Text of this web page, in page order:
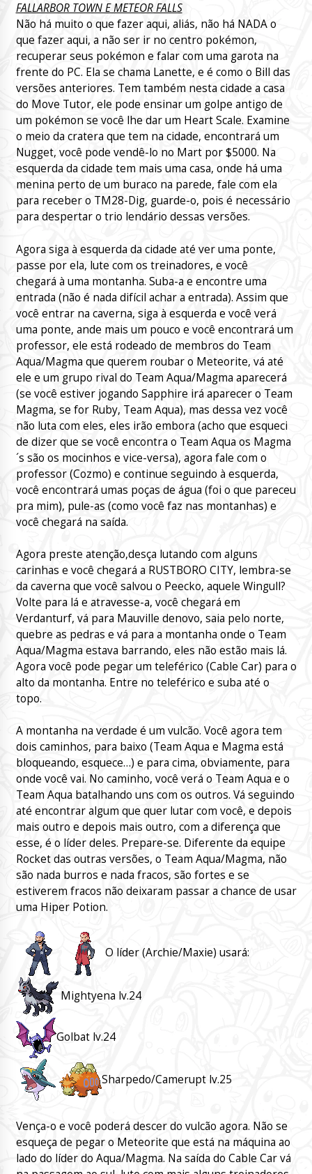
FALLARBOR TOWN E METEOR FALLS
Não há muito o que fazer aqui, aliás, não há NADA o
que fazer aqui, a não ser ir no centro pokémon,
recuperar seus pokémon e falar com uma garota na
frente do PC. Ela se chama Lanette, e é como o Bill das
versões anteriores. Tem também nesta cidade a casa
do Move Tutor, ele pode ensinar um golpe antigo de
um pokémon se você lhe dar um Heart Scale. Examine
o meio da cratera que tem na cidade, encontrará um
Nugget, você pode vendê-lo no Mart por $5000. Na
esquerda da cidade tem mais uma casa, onde há uma
menina perto de um buraco na parede, fale com ela
para receber o TM28-Dig, guarde-o, pois é necessário
para despertar o trio lendário dessas versões.
Agora siga à esquerda da cidade até ver uma ponte,
passe por ela, lute com os treinadores, e você
chegará à uma montanha. Suba-a e encontre uma
entrada (não é nada difícil achar a entrada). Assim que
você entrar na caverna, siga à esquerda e você verá
uma ponte, ande mais um pouco e você encontrará um
professor, ele está rodeado de membros do Team
Aqua/Magma que querem roubar o Meteorite, vá até
ele e um grupo rival do Team Aqua/Magma aparecerá
(se você estiver jogando Sapphire irá aparecer o Team
Magma, se for Ruby, Team Aqua), mas dessa vez você
não luta com eles, eles irão embora (acho que esqueci
de dizer que se você encontra o Team Aqua os Magma
´s são os mocinhos e vice-versa), agora fale com o
professor (Cozmo) e continue seguindo à esquerda,
você encontrará umas poças de água (foi o que pareceu
pra mim), pule-as (como você faz nas montanhas) e
você chegará na saída.
Agora preste atenção,desça lutando com alguns
carinhas e você chegará a RUSTBORO CITY, lembra-se
da caverna que você salvou o Peecko, aquele Wingull?
Volte para lá e atravesse-a, você chegará em
Verdanturf, vá para Mauville denovo, saia pelo norte,
quebre as pedras e vá para a montanha onde o Team
Aqua/Magma estava barrando, eles não estão mais lá.
Agora você pode pegar um teleférico (Cable Car) para o
alto da montanha. Entre no teleférico e suba até o
topo.
A montanha na verdade é um vulcão. Você agora tem
dois caminhos, para baixo (Team Aqua e Magma está
bloqueando, esquece…) e para cima, obviamente, para
onde você vai. No caminho, você verá o Team Aqua e o
Team Aqua batalhando uns com os outros. Vá seguindo
até encontrar algum que quer lutar com você, e depois
mais outro e depois mais outro, com a diferença que
esse, é o líder deles. Prepare-se. Diferente da equipe
Rocket das outras versões, o Team Aqua/Magma, não
são nada burros e nada fracos, são fortes e se
estiverem fracos não deixaram passar a chance de usar
uma Hiper Potion.
O líder (Archie/Maxie) usará:
Mightyena lv.24
Golbat lv.24
Sharpedo/Camerupt lv.25
Vença-o e você poderá descer do vulcão agora. Não se
esqueça de pegar o Meteorite que está na máquina ao
lado do líder do Aqua/Magma. Na saída do Cable Car vá